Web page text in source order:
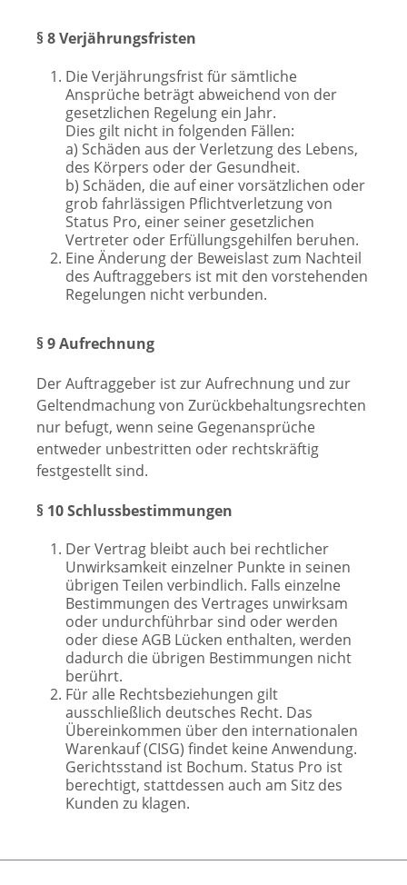
§ 8 Verjährungsfristen
Die Verjährungsfrist für sämtliche
Ansprüche beträgt abweichend von der
gesetzlichen Regelung ein Jahr.
Dies gilt nicht in folgenden Fällen:
a) Schäden aus der Verletzung des Lebens,
des Körpers oder der Gesundheit.
b) Schäden, die auf einer vorsätzlichen oder
grob fahrlässigen Pflichtverletzung von
Status Pro, einer seiner gesetzlichen
Vertreter oder Erfüllungsgehilfen beruhen.
Eine Änderung der Beweislast zum Nachteil
des Auftraggebers ist mit den vorstehenden
Regelungen nicht verbunden.
§ 9 Aufrechnung
Der Auftraggeber ist zur Aufrechnung und zur
Geltendmachung von Zurückbehaltungsrechten
nur befugt, wenn seine Gegenansprüche
entweder unbestritten oder rechtskräftig
festgestellt sind.
§ 10 Schlussbestimmungen
Der Vertrag bleibt auch bei rechtlicher
Unwirksamkeit einzelner Punkte in seinen
übrigen Teilen verbindlich. Falls einzelne
Bestimmungen des Vertrages unwirksam
oder undurchführbar sind oder werden
oder diese AGB Lücken enthalten, werden
dadurch die übrigen Bestimmungen nicht
berührt.
Für alle Rechtsbeziehungen gilt
ausschließlich deutsches Recht. Das
Übereinkommen über den internationalen
Warenkauf (CISG) findet keine Anwendung.
Gerichtsstand ist Bochum. Status Pro ist
berechtigt, stattdessen auch am Sitz des
Kunden zu klagen.